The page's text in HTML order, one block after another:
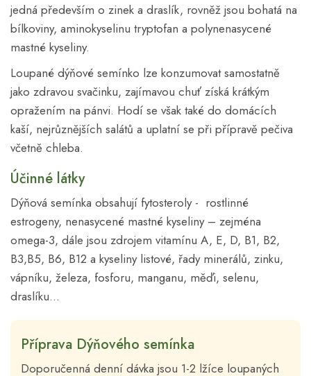
jedná především o zinek a draslík, rovněž jsou bohatá na
bílkoviny, aminokyselinu tryptofan a polynenasycené
mastné kyseliny.
Loupané dýňové semínko lze konzumovat samostatně
jako zdravou svačinku, zajímavou chuť získá krátkým
opražením na pánvi. Hodí se však také do domácích
kaší, nejrůznějších salátů a uplatní se při přípravě pečiva
včetně chleba.
Účinné látky
Dýňová semínka obsahují fytosteroly - rostlinné
estrogeny, nenasycené mastné kyseliny – zejména
omega-3, dále jsou zdrojem vitamínu A, E, D, B1, B2,
B3,B5, B6, B12 a kyseliny listové, řady minerálů, zinku,
vápníku, železa, fosforu, manganu, měďi, selenu,
draslíku…
Příprava Dýňového semínka
Doporučenná denní dávka jsou 1-2 lžíce loupaných